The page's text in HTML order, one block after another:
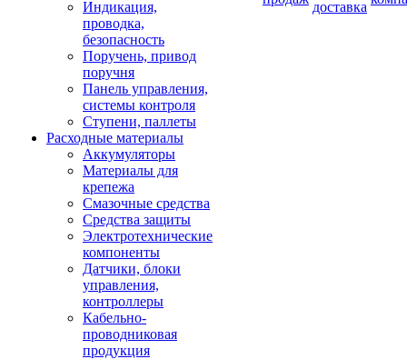
Индикация,
проводка,
безопасность
Поручень, привод
поручня
Панель управления,
системы контроля
Ступени, паллеты
Расходные материалы
Аккумуляторы
Материалы для
крепежа
Смазочные средства
Средства защиты
Электротехнические
компоненты
Датчики, блоки
управления,
контроллеры
Кабельно-
проводниковая
продукция
доставка